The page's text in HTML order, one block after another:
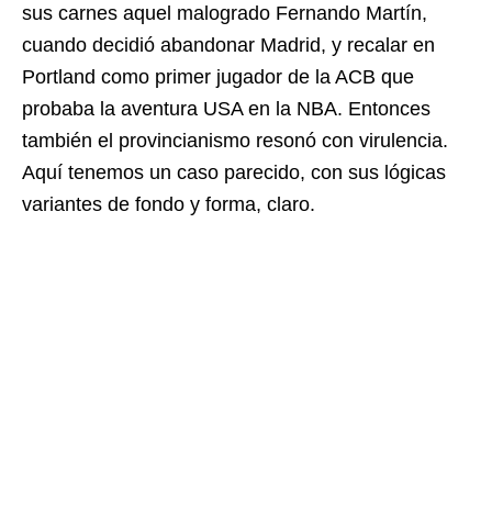
sus carnes aquel malogrado Fernando Martín,
cuando decidió abandonar Madrid, y recalar en
Portland como primer jugador de la ACB que
probaba la aventura USA en la NBA. Entonces
también el provincianismo resonó con virulencia.
Aquí tenemos un caso parecido, con sus lógicas
variantes de fondo y forma, claro.